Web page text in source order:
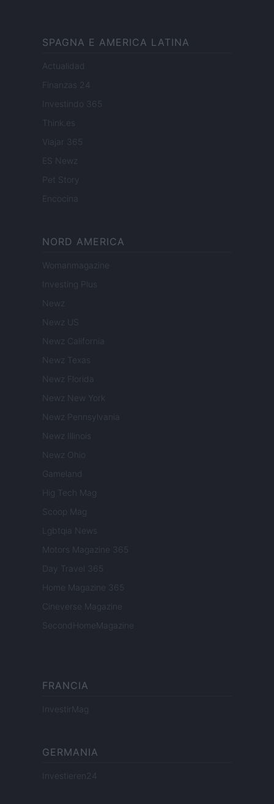
SPAGNA E AMERICA LATINA
Actualidad
Finanzas 24
Investindo 365
Think.es
Viajar 365
ES Newz
Pet Story
Encocina
NORD AMERICA
Womanmagazine
Investing Plus
Newz
Newz US
Newz California
Newz Texas
Newz Florida
Newz New York
Newz Pennsylvania
Newz Illinois
Newz Ohio
Gameland
Hig Tech Mag
Scoop Mag
Lgbtqia News
Motors Magazine 365
Day Travel 365
Home Magazine 365
Cineverse Magazine
SecondHomeMagazine
FRANCIA
InvestirMag
GERMANIA
Investieren24